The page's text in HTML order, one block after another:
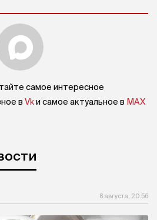
самое интересное
в Vkи самое актуальное в MAX
8 августа, 20:56